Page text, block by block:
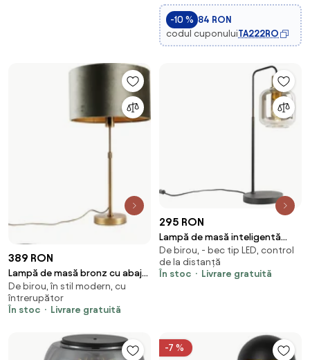
-10 % 84 RON
codul cuponuluiTA222RO
389 RON
Lampă de masă bronz cu abajur
de catifea verde 35cm - Parte
De birou, în stil modern, cu
întrerupător
În stoc
Livrare gratuită
295 RON
Lampă de masă inteligentă
neagră cu auriu și sticlă
fumurie, inclusiv Wifi A60 -
Zuzanna
De birou, - bec tip LED, control
de la distanță
În stoc
Livrare gratuită
-7 %